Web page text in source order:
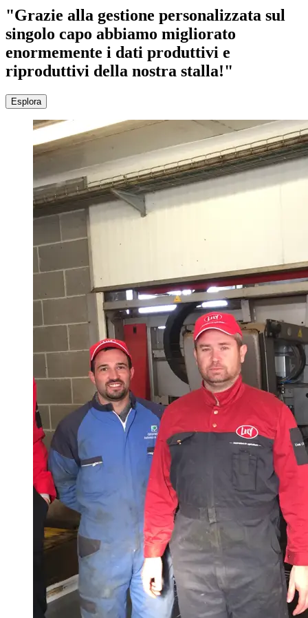
"Grazie alla gestione personalizzata sul
singolo capo abbiamo migliorato
enormemente i dati produttivi e
riproduttivi della nostra stalla!"
Esplora